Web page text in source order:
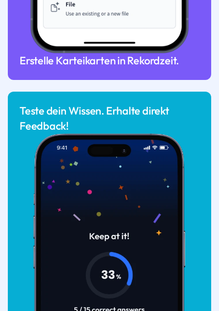
Erstelle Karteikarten in Rekordzeit.
Teste dein Wissen. Erhalte direkt
Feedback!